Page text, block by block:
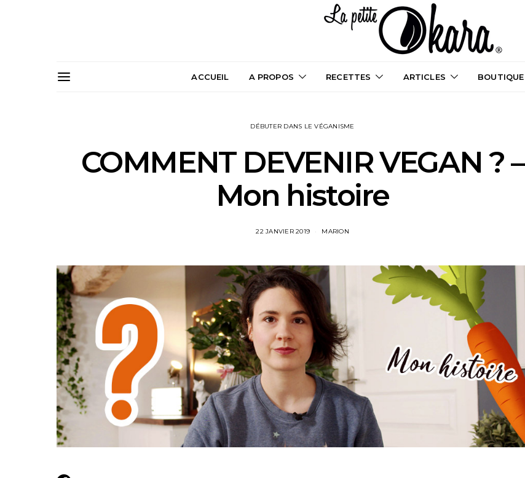
ACCUEIL A PROPOS RECETTES ARTICLES BOUTIQUE
DÉBUTER DANS LE VÉGANISME
COMMENT DEVENIR VEGAN ? –
Mon histoire
22 JANVIER 2019 MARION